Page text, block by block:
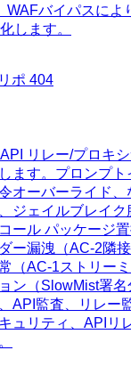
WAFバイパスによ
します。
ポ 404
リレー/プロキ
ます。プロンプト
オーバーライド、
ジェイルブレイ
ール パッケージ
ー漏洩（AC-2隣
（AC-1ストリー
ン（SlowMist署名
API監査、リレー
ュリティ、APIリ